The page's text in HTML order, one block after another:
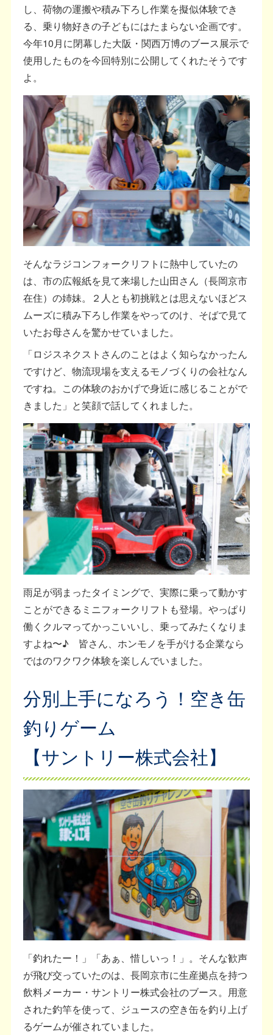
し、荷物の運搬や積み下ろし作業を擬似体験でき
る、乗り物好きの子どもにはたまらない企画です。
今年10月に閉幕した大阪・関西万博のブース展示で
使用したものを今回特別に公開してくれたそうです
よ。
そんなラジコンフォークリフトに熱中していたの
は、市の広報紙を見て来場した山田さん（長岡京市
在住）の姉妹。２人とも初挑戦とは思えないほどス
ムーズに積み下ろし作業をやってのけ、そばで見て
いたお母さんを驚かせていました。
「ロジスネクストさんのことはよく知らなかったん
ですけど、物流現場を支えるモノづくりの会社なん
ですね。この体験のおかげで身近に感じることがで
きました」と笑顔で話してくれました。
雨足が弱まったタイミングで、実際に乗って動かす
ことができるミニフォークリフトも登場。やっぱり
働くクルマってかっこいいし、乗ってみたくなりま
すよね〜♪ 皆さん、ホンモノを手がける企業なら
ではのワクワク体験を楽しんでいました。
分別上手になろう！空き缶
釣りゲーム
【サントリー株式会社】
「釣れたー！」「あぁ、惜しいっ！」。そんな歓声
が飛び交っていたのは、長岡京市に生産拠点を持つ
飲料メーカー・サントリー株式会社のブース。用意
された釣竿を使って、ジュースの空き缶を釣り上げ
るゲームが催されていました。